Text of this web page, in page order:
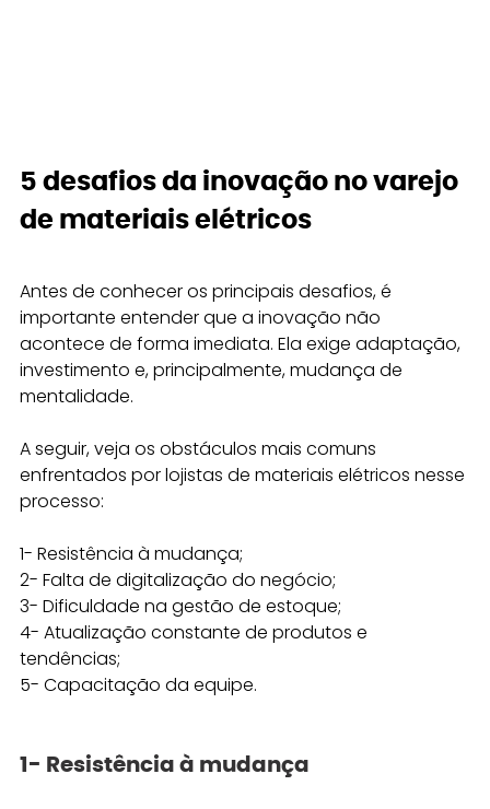
5 desafios da inovação no varejo
de materiais elétricos
Antes de conhecer os principais desafios, é
importante entender que a inovação não
acontece de forma imediata. Ela exige adaptação,
investimento e, principalmente, mudança de
mentalidade.
A seguir, veja os obstáculos mais comuns
enfrentados por lojistas de materiais elétricos nesse
processo:
1- Resistência à mudança;
2- Falta de digitalização do negócio;
3- Dificuldade na gestão de estoque;
4- Atualização constante de produtos e
tendências;
5- Capacitação da equipe.
1- Resistência à mudança